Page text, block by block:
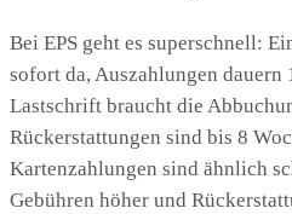
Bei EPS geht es superschnell:
sofort da, Auszahlungen dauern
Lastschrift braucht die
Rückerstattungen sind bis 8
Kartenzahlungen sind ähnlich
Gebühren höher und